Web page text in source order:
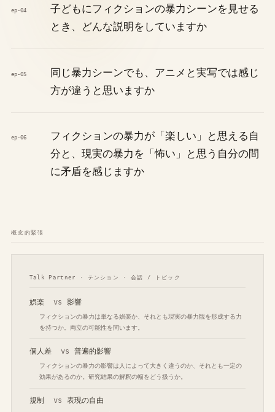
ep-04
子どもにフィクションの暴力シーンを見せる
とき、どんな説明をしていますか
ep-05
同じ暴力シーンでも、アニメと実写では感じ
方が違うと思いますか
ep-06
フィクションの暴力が「楽しい」と思える自
分と、現実の暴力を「怖い」と思う自分の間
に矛盾を感じますか
概念的緊張
Talk Partner · テンション · 会話 / トピック
娯楽 vs 影響
フィクションの暴力は単なる娯楽か、それとも現実の暴力観を形成する力
を持つか。両立の可能性を問います。
個人差 vs 普遍的影響
フィクションの暴力の影響は人によって大きく違うのか、それとも一定の
効果があるのか。研究結果の解釈の幅をどう扱うか。
規制 vs 表現の自由